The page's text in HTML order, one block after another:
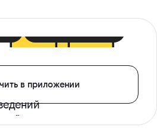
в приложении